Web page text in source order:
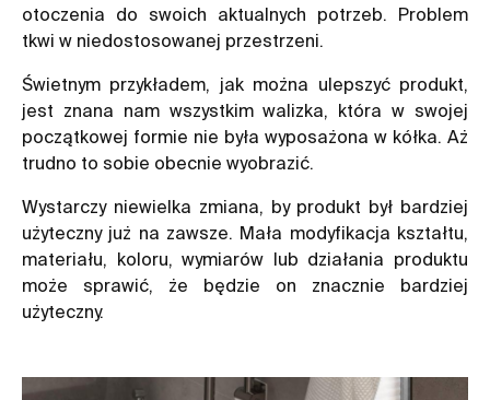
otoczenia do swoich aktualnych potrzeb. Problem
tkwi w niedostosowanej przestrzeni.
Świetnym przykładem, jak można ulepszyć produkt,
jest znana nam wszystkim walizka, która w swojej
początkowej formie nie była wyposażona w kółka. Aż
trudno to sobie obecnie wyobrazić.
Wystarczy niewielka zmiana, by produkt był bardziej
użyteczny już na zawsze. Mała modyfikacja kształtu,
materiału, koloru, wymiarów lub działania produktu
może sprawić, że będzie on znacznie bardziej
użyteczny.